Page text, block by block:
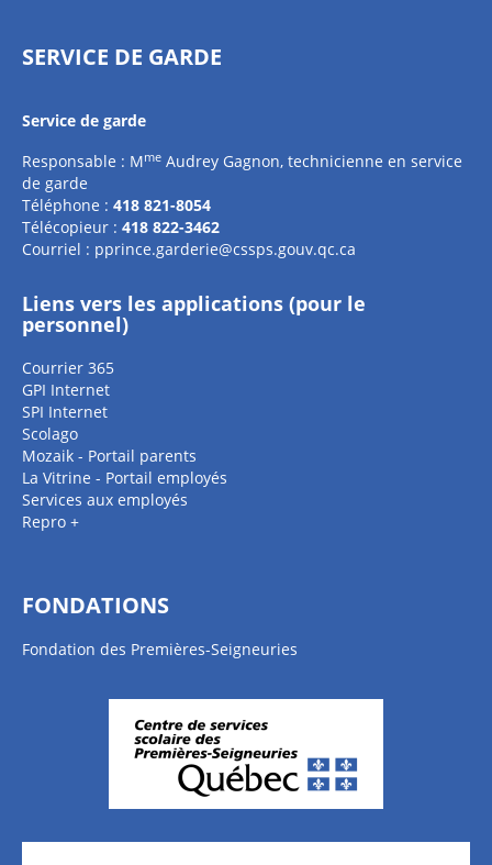
SERVICE DE GARDE
Service de garde
Responsable : Mme Audrey Gagnon, technicienne en service
de garde
Téléphone : 418 821-8054
Télécopieur : 418 822-3462
Courriel : pprince.garderie@cssps.gouv.qc.ca
Liens vers les applications (pour le
personnel)
Courrier 365
GPI Internet
SPI Internet
Scolago
Mozaik - Portail parents
La Vitrine - Portail employés
Services aux employés
Repro +
FONDATIONS
Fondation des Premières-Seigneuries